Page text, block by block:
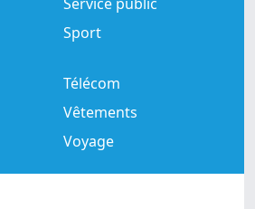
Sport
Télécom
Vêtements
Voyage